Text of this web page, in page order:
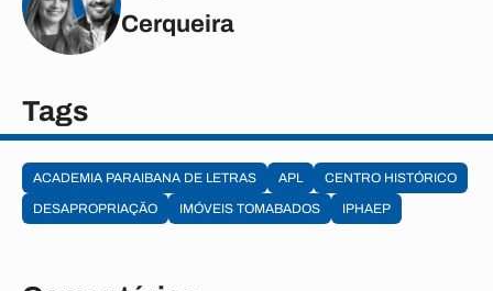
Cerqueira
Tags
ACADEMIA PARAIBANA DE LETRAS APL
CENTRO HISTÓRICO
DESAPROPRIAÇÃO
IMÓVEIS TOMABADOS IPHAEP